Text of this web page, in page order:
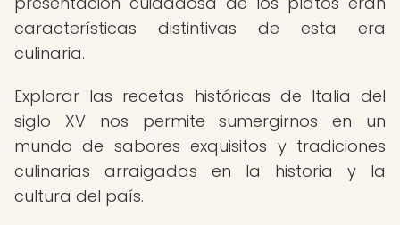
características distintivas de esta era
culinaria.
Explorar las recetas históricas de Italia del
siglo XV nos permite sumergirnos en un
mundo de sabores exquisitos y tradiciones
culinarias arraigadas en la historia y la
cultura del país.